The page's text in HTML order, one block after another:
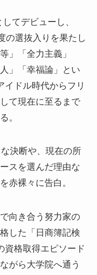
てデビューし、
の選抜入りを果たし
」「全力主義」
」「幸福論」とい
イドル時代からフリ
て現在に至るまで
。
決断や、現在の所
スを選んだ理由な
赤裸々に告白。
向き合う努力家の
した「日商簿記検
資格取得エピソード
がら大学院へ通う